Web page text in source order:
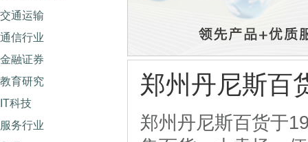
交通运输
通信行业
金融证券
教育研究
IT科技
服务行业
郑州丹尼斯百
郑州丹尼斯百货于